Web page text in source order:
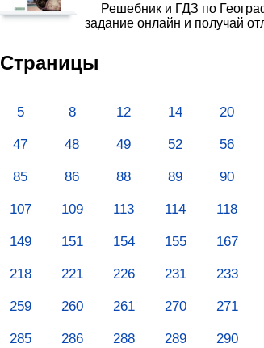
Решебник и ГДЗ по
задание онлайн и получай
Страницы
5 8 12 14 20
47 48 49 52 56
85 86 88 89 90
107 109 113 114 118
149 151 154 155 167
218 221 226 231 233
259 260 261 270 271
285 286 288 289 290